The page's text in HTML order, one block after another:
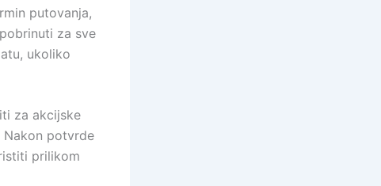
putovanja,
za sve
ukoliko
za akcijske
Nakon potvrde
prilikom